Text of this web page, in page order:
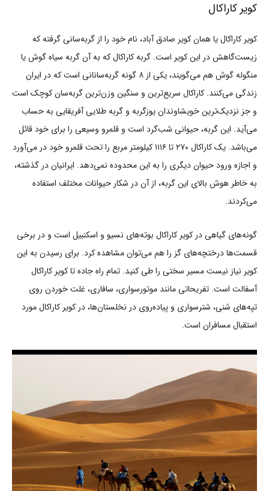
کویر کاراکال
کویر کاراکال یا همان کویر صادق آباد، نام خود را از گربه‌سانی گرفته که
زیست‌گاهش در این کویر است. گربه کاراکال که به آن گربه سیاه گوش یا
منگوله گوش هم می‌گویند، یکی از ۸ گونه گربه‌سانانی است که در ایران
زندگی می‌کنند. کاراکال سریع‌ترین و سنگین وزن‌ترین گربه‌سان کوچک است
و جز نزدیک‌ترین خویشاوندان یوزگربه و گربه طلایی آفریقایی به حساب
می‌آید. این گربه، حیوانی شب‌گرد است و قلمرو وسیعی را برای خود قائل
می‌باشد. یک کاراکال ۲۷۰ تا ۱۱۱۶ کیلومتر مربع را تحت قلمرو خود در می‌آورد
و اجازه ورود حیوان دیگری را به این محدوده نمی‌دهد. ایرانیان در گذشته،
به خاطر هوش بالای این گربه، از آن در شکار حیوانات مختلف استفاده
می‌کردند.
گونه‌های گیاهی در کویر کاراکال بوته‌های نسیو و اسکنبیل است و در برخی
قسمت‌ها درختچه‌های گز را هم می‌توان مشاهده کرد. برای رسیدن به این
کویر نیاز نیست مسیر سختی را طی کنید. تمام راه جاده تا کویر کاراکال
آسفالت است. تفریحاتی مانند موتورسواری، سافاری، غلت خوردن روی
تپه‌های شنی، شترسواری و پیاده‌روی در نخلستان‌ها، در کویر کاراکال مورد
استقبال مسافران است.